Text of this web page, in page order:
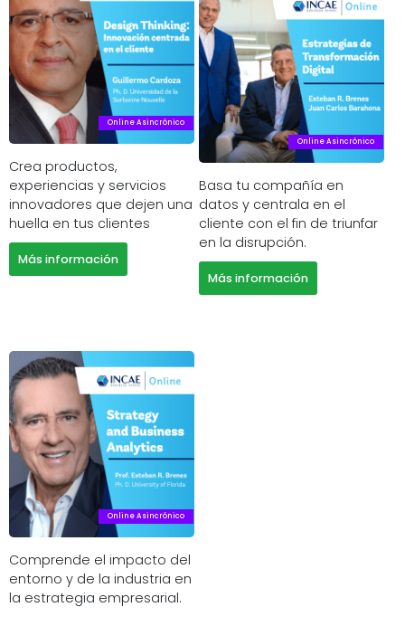
Online Asincrónico
Crea productos,
experiencias y servicios
innovadores que dejen una
huella en tus clientes
Más información
Online Asincrónico
Basa tu compañía en
datos y centrala en el
cliente con el fin de triunfar
en la disrupción.
Más información
Online Asincrónico
Comprende el impacto del
entorno y de la industria en
la estrategia empresarial.